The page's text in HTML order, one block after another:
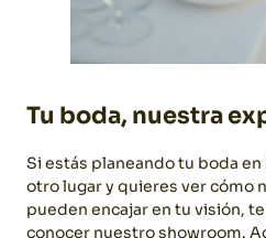
Tu boda, nuestra
Si estás planeando tu boda
otro lugar y quieres ver cómo
pueden encajar en tu visión,
conocer nuestro showroom.